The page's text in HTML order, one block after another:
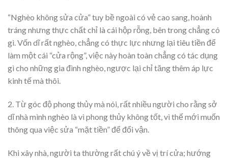
“Nghèo không sửa cửa” tuy bề ngoài có vẻ cao sang, hoành
tráng nhưng thực chất chỉ là cái hộp rỗng, bên trong chẳng có
gì. Vốn dĩ rất nghèo, chẳng có thực lực nhưng lại tiêu tiền để
làm một cái “cửa rộng”, việc này hoàn toàn chẳng có tác dụng
gì cho những gia đình nghèo, ngược lại chỉ tăng thêm áp lực
kinh tế mà thôi.
2. Từ góc độ phong thủy mà nói, rất nhiều người cho rằng sở
dĩ nhà mình nghèo là vì phong thủy không tốt, vì thế mới muốn
thông qua việc sửa “mặt tiền” để đổi vận.
Khi xây nhà, người ta thường rất chú ý về vị trí cửa; hướng